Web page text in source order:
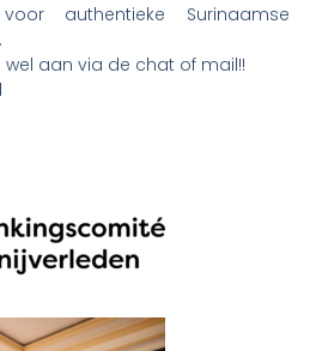
authentieke Surinaamse
wel aan via de chat of mail!!